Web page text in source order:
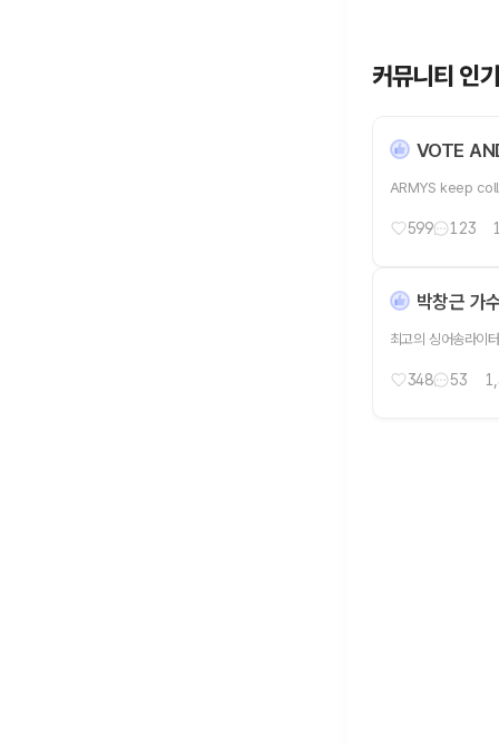
커뮤니티 인
VOTE
ARMYS keep
599 123
박창근 가
최고의 싱어송라이
348 53